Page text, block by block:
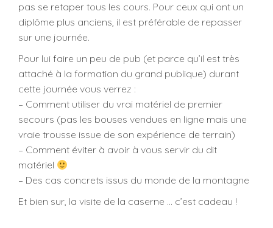
pas se retaper tous les cours. Pour ceux qui ont un
diplôme plus anciens, il est préférable de repasser
sur une journée.
Pour lui faire un peu de pub (et parce qu’il est très
attaché à la formation du grand publique) durant
cette journée vous verrez :
– Comment utiliser du vrai matériel de premier
secours (pas les bouses vendues en ligne mais une
vraie trousse issue de son expérience de terrain)
– Comment éviter à avoir à vous servir du dit
matériel
– Des cas concrets issus du monde de la montagne
Et bien sur, la visite de la caserne … c’est cadeau !